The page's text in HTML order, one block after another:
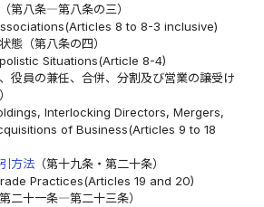
第八条―第八条の三）
8 to 8-3 inclusive)
（第八条の四）
Situations(Article 8-4)
役員の兼任、合併、分割及び営業の譲受け
Interlocking Directors, Mergers,
of Business(Articles 9 to 18
方法 （第十九条・第二十条）
Practices(Articles 19 and 20)
二十一条―第二十三条）